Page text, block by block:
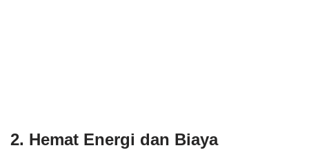
2. Hemat Energi dan Biaya